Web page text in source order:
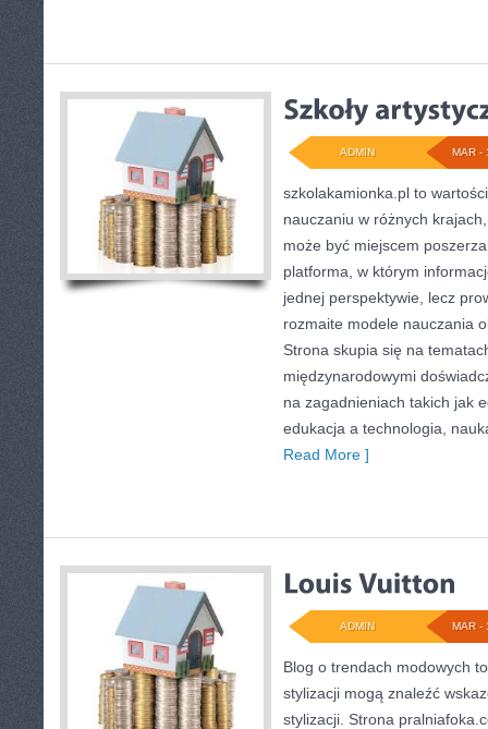
MAR -
ADMIN
szkolakamionka.pl to
nauczaniu w różnych
może być miejscem
platforma, w którym
jednej perspektywie, lecz
rozmaite modele nauczania
Strona skupia się na
międzynarodowymi
na zagadnieniach takich jak
edukacja a technologia,
Read More ]
MAR -
ADMIN
Blog o trendach modowych
stylizacji mogą znaleźć
stylizacji. Strona